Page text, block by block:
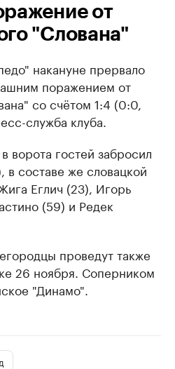
от
"Слована"
накануне прервало
поражением от
со счётом ​1:4 (0:0,
служба клуба.
ворота гостей забросил
в составе же словацкой
Еглич (23), Игорь
(59) и Редек
проведут также
26 ноября. Соперником
"Динамо".